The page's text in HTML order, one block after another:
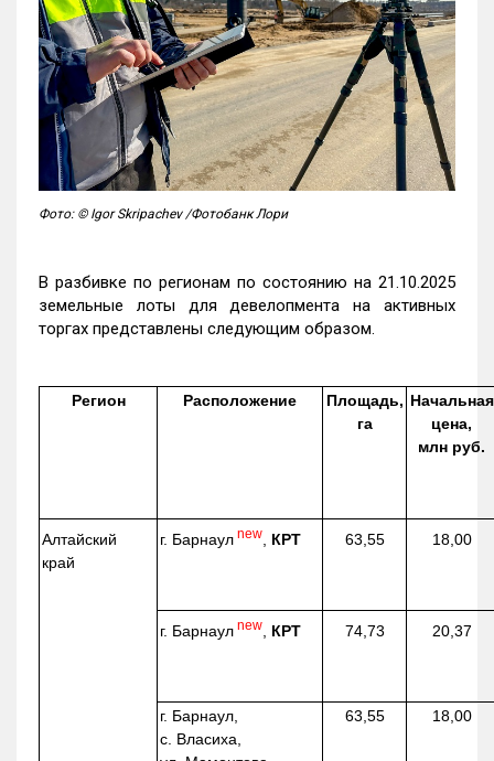
Фото: © Igor Skripachev /Фотобанк Лори
В разбивке по регионам по состоянию на 21.10.2025
земельные лоты для девелопмента на активных
торгах представлены следующим образом.
Регион Расположение
Площадь,
га
Начальная
цена,
млн руб.
Алтайский
край
г. Барнаул new КРТ 63,55 18,00
г. Барнаул new КРТ 74,73 20,37
г. Барнаул,
с. Власиха,
63,55 18,00